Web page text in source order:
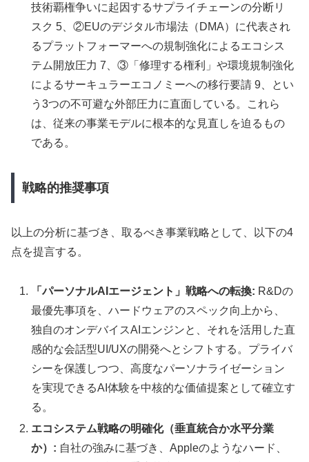
技術覇権争いに起因するサプライチェーンの分断リ
スク 5、②EUのデジタル市場法（DMA）に代表され
るプラットフォーマーへの規制強化によるエコシス
テム開放圧力 7、③「修理する権利」や環境規制強化
によるサーキュラーエコノミーへの移行要請 9、とい
う3つの不可避な外部圧力に直面している。これら
は、従来の事業モデルに根本的な見直しを迫るもの
である。
戦略的推奨事項
以上の分析に基づき、取るべき事業戦略として、以下の4
点を提言する。
「パーソナルAIエージェント」戦略への転換: R&Dの
最優先事項を、ハードウェアのスペック向上から、
独自のオンデバイスAIエンジンと、それを活用した直
感的な会話型UI/UXの開発へとシフトする。プライバ
シーを保護しつつ、高度なパーソナライゼーション
を実現できるAI体験を中核的な価値提案として確立す
る。
エコシステム戦略の明確化（垂直統合か水平分業
か）: 自社の強みに基づき、Appleのようなハード、